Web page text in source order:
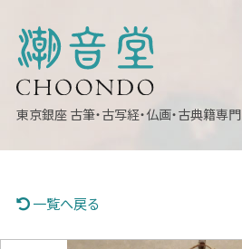
東京銀座 古筆・古写経・仏画・古典籍専門
一覧へ戻る